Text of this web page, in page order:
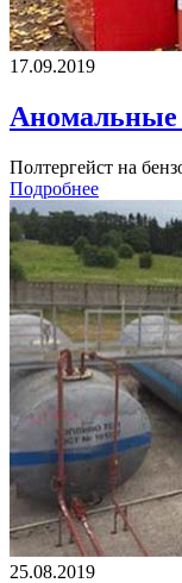
17.09.2019
Аномальные
Полтергейст на
Подробнее
25.08.2019